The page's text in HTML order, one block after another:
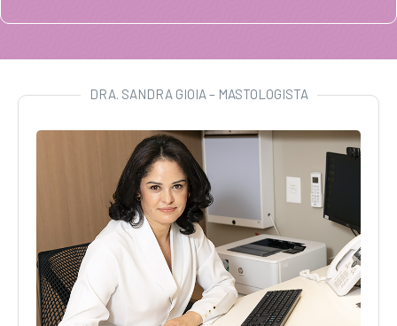
DRA. SANDRA GIOIA – MASTOLOGISTA